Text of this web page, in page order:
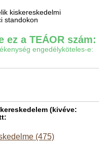
kiskereskedelmi
standokon
ez a TEÁOR szám:
engedélyköteles-e:
(kivéve:
(475)